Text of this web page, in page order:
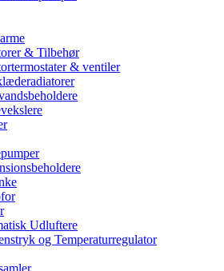
& Tilbehør
& ventiler
Udluftere
og Temperaturregulator